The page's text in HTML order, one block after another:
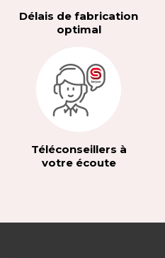
Délais de fabrication
optimal
Téléconseillers à
votre écoute